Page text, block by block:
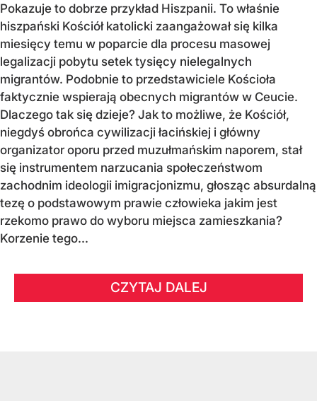
Pokazuje to dobrze przykład Hiszpanii. To właśnie
hiszpański Kościół katolicki zaangażował się kilka
miesięcy temu w poparcie dla procesu masowej
legalizacji pobytu setek tysięcy nielegalnych
migrantów. Podobnie to przedstawiciele Kościoła
faktycznie wspierają obecnych migrantów w Ceucie.
Dlaczego tak się dzieje? Jak to możliwe, że Kościół,
niegdyś obrońca cywilizacji łacińskiej i główny
organizator oporu przed muzułmańskim naporem, stał
się instrumentem narzucania społeczeństwom
zachodnim ideologii imigracjonizmu, głosząc absurdalną
tezę o podstawowym prawie człowieka jakim jest
rzekomo prawo do wyboru miejsca zamieszkania?
Korzenie tego...
CZYTAJ DALEJ